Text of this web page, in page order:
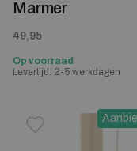
Marmer
49,95
Op voorraad
Levertijd: 2-5 werkdagen
Toevoegen aan
Verwijderen van